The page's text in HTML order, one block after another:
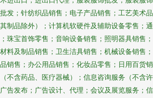
发；针纺织品销售；电子产品销售；工艺美术品
制品除外）；计算机软硬件及辅助设备零售；通
珠宝首饰零售；音响设备销售；照明器具销售；
料及制品销售；卫生洁具销售；机械设备销售；
销售；办公用品销售；化妆品零售；日用百货销
不含药品、医疗器械）；信息咨询服务（不含许
告发布；广告设计、代理；会议及展览服务；信